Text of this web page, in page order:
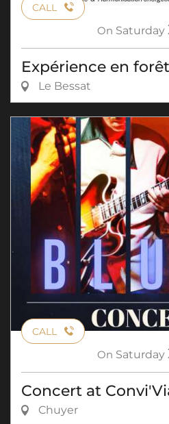
CALL
On Saturday
Expérience en
Le Bessat
CALL
On Saturday
Concert at
Chuyer